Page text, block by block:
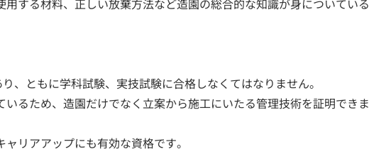
する材料、正しい放棄方法など造園の総合的な知識が身についている
、ともに学科試験、実技試験に合格しなくてはなりません。
るため、造園だけでなく立案から施工にいたる管理技術を証明できま
リアアップにも有効な資格です。